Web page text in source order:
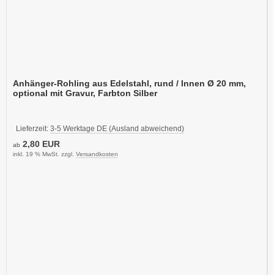
Anhänger-Rohling aus Edelstahl, rund / Innen Ø 20 mm,
optional mit Gravur, Farbton Silber
Lieferzeit: 3-5 Werktage DE (Ausland abweichend)
ab 2,80 EUR
inkl. 19 % MwSt. zzgl. Versandkosten